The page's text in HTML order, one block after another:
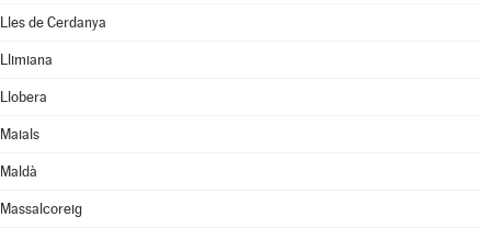
Lles de Cerdanya
Llimiana
Llobera
Maials
Maldà
Massalcoreig